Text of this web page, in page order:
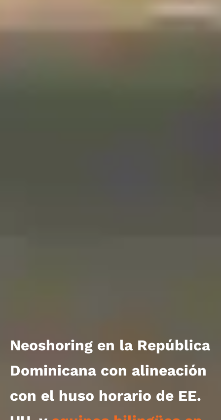
Neoshoring en la República
Dominicana con alineación
con el huso horario de EE.